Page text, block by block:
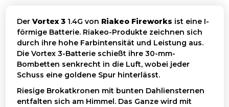
Der Vortex 31.4G von Riakeo Fireworks ist eine I-
förmige Batterie. Riakeo-Produkte zeichnen sich
durch ihre hohe Farbintensität und Leistung aus.
Die Vortex 3-Batterie schießt ihre 30-mm-
Bombetten senkrecht in die Luft, wobei jeder
Schuss eine goldene Spur hinterlässt.
Riesige Brokatkronen mit bunten Dahliensternen
entfalten sich am Himmel. Das Ganze wird mit